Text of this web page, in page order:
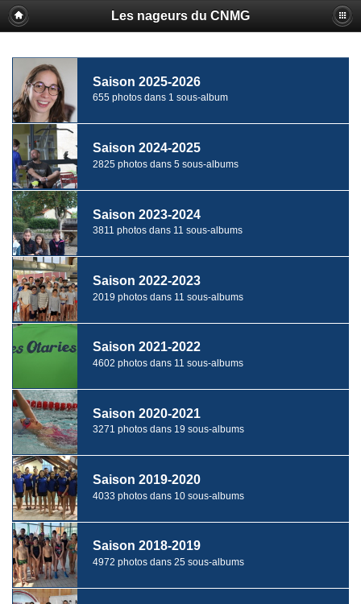
Les nageurs du CNMG
Saison 2025-2026
655 photos dans 1 sous-album
Saison 2024-2025
2825 photos dans 5 sous-albums
Saison 2023-2024
3811 photos dans 11 sous-albums
Saison 2022-2023
2019 photos dans 11 sous-albums
Saison 2021-2022
4602 photos dans 11 sous-albums
Saison 2020-2021
3271 photos dans 19 sous-albums
Saison 2019-2020
4033 photos dans 10 sous-albums
Saison 2018-2019
4972 photos dans 25 sous-albums